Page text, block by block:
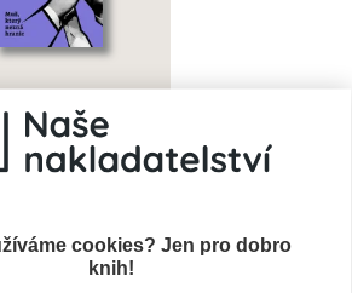
cookies? Jen pro dobro
knih!
Musk: Muž,
Lascar